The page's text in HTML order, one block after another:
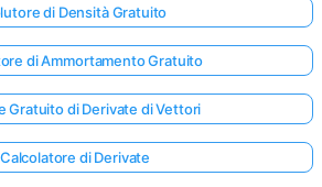
di Densità Gratuito
di Ammortamento Gratuito
Gratuito di Derivate di Vettori
Calcolatore di Derivate